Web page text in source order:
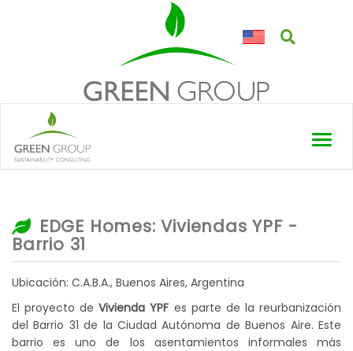
EDGE Homes: Viviendas YPF -
Barrio 31
Ubicación: C.A.B.A., Buenos Aires, Argentina
El proyecto deVivienda YPF es parte de la reurbanización
del Barrio 31 de la Ciudad Autónoma de Buenos Aire. Este
barrio es uno de los asentamientos informales más